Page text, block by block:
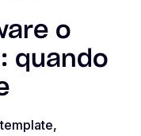
o
quando